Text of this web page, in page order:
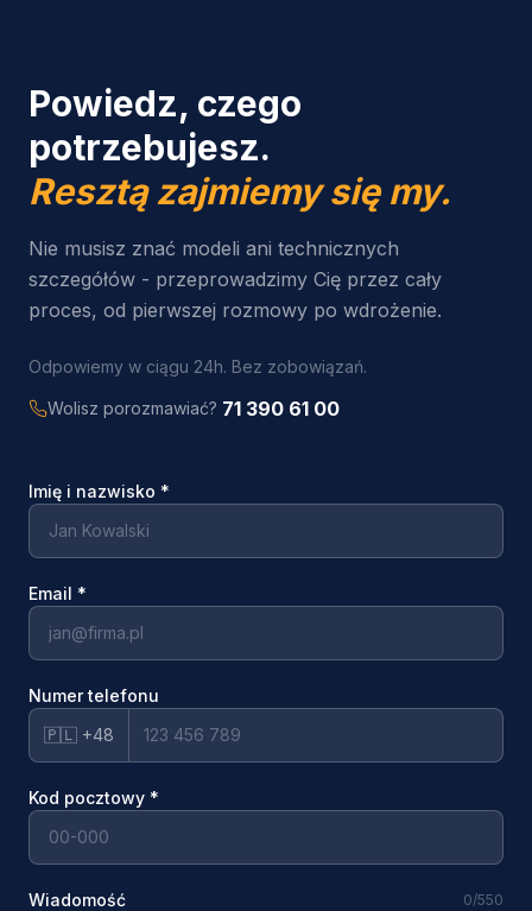
Powiedz, czego
potrzebujesz.
Resztą zajmiemy się my.
Nie musisz znać modeli ani technicznych
szczegółów - przeprowadzimy Cię przez cały
proces, od pierwszej rozmowy po wdrożenie.
Odpowiemy w ciągu 24h. Bez zobowiązań.
Wolisz porozmawiać? 71 390 61 00
Imię i nazwisko *
Email *
Numer telefonu
🇵🇱 +48
Kod pocztowy *
Wiadomość 0/550